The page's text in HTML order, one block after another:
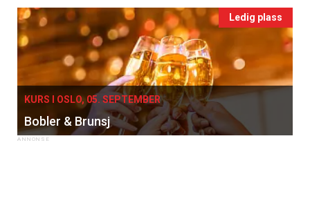
Ledig plass
KURS I OSLO, 05. SEPTEMBER
Bobler & Brunsj